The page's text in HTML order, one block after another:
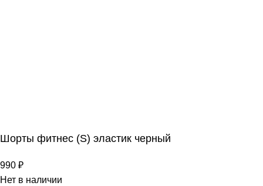
Шорты фитнес (S) эластик черный
990 ₽
Нет в наличии